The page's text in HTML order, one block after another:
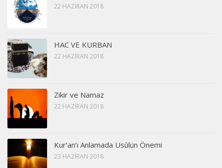
22 HAZIRAN 2018
HAC VE KURBAN
22 HAZIRAN 2018
Zikir ve Namaz
22 HAZIRAN 2018
Kur’an’ı Anlamada Usûlün Önemi
23 HAZIRAN 2018